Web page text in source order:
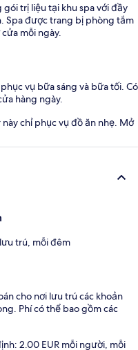
trị liệu tại khu spa với đầy
Spa được trang bị phòng tắm
mỗi ngày.
vụ bữa sáng và bữa tối. Có
hàng ngày.
chỉ phục vụ đồ ăn nhẹ. Mở
trú, mỗi đêm
cho nơi lưu trú các khoản
Phí có thể bao gồm các
2.00 EUR mỗi người, mỗi